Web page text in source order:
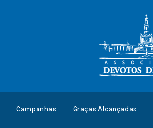
Campanhas Graças Alcançadas